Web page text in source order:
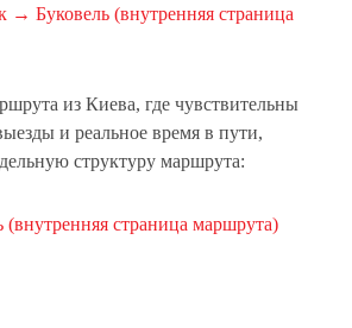
→ Буковель (внутренняя страница
из Киева, где чувствительны
и реальное время в пути,
структуру маршрута:
страница маршрута)